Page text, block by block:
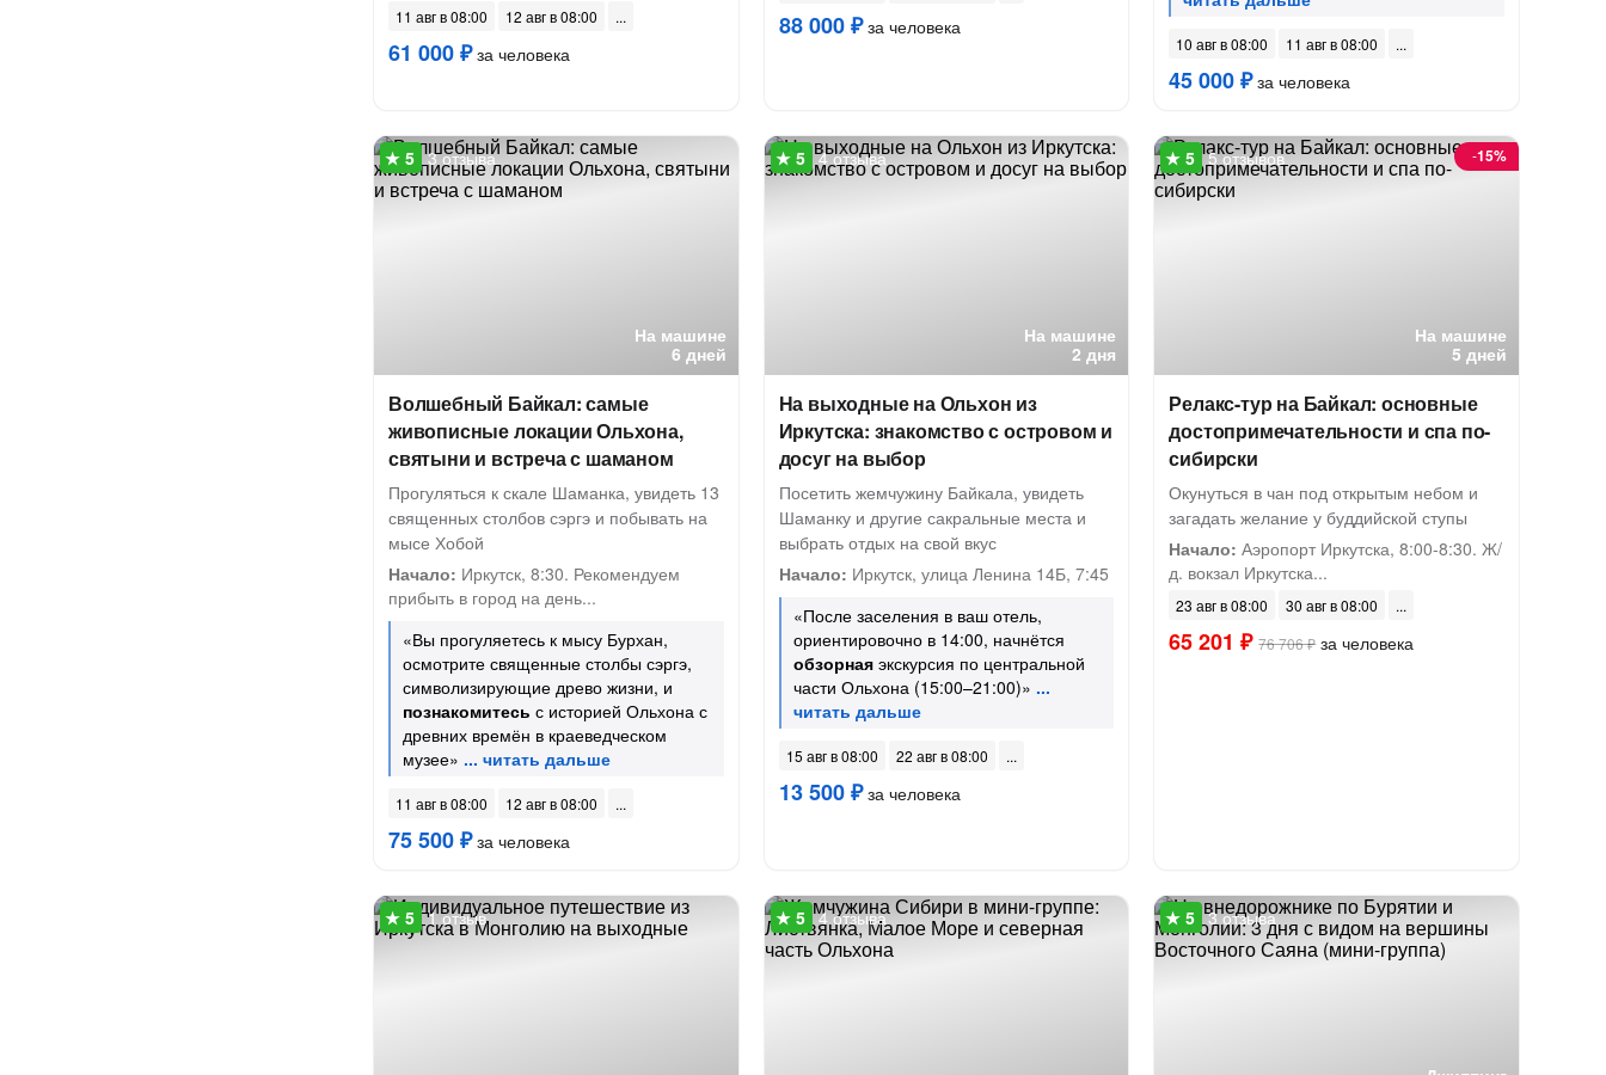
11 авг в 08:00 12 авг в 08:00
61 000 ₽за человека
88 000 ₽за человека
10 авг в 08:00 11 авг в 08:00
45 000 ₽за человека
На машине
6 дней
3 отзыва
Волшебный Байкал: самые
живописные локации Ольхона,
святыни и встреча с шаманом
Прогуляться к скале Шаманка, увидеть 13
священных столбов сэргэ и побывать на
мысе Хобой
Начало: Иркутск, 8:30. Рекомендуем
прибыть в город на день...
«Вы прогуляетесь к мысу Бурхан,
осмотрите священные столбы сэргэ,
символизирующие древо жизни, и
познакомитесь с историей Ольхона с
древних времён в краеведческом
музее»
11 авг в 08:00 12 авг в 08:00
75 500 ₽за человека
На машине
2 дня
4 отзыва
На выходные на Ольхон из
Иркутска: знакомство с островом и
досуг на выбор
Посетить жемчужину Байкала, увидеть
Шаманку и другие сакральные места и
выбрать отдых на свой вкус
Начало: Иркутск, улица Ленина 14Б, 7:45
«После заселения в ваш отель,
ориентировочно в 14:00, начнётся
обзорнаяэкскурсия по центральной
части Ольхона (15:00–21:00)»
15 авг в 08:00 22 авг в 08:00
13 500 ₽за человека
На машине
5 дней
-15%
5 отзывов
Релакс-тур на Байкал: основные
достопримечательности и спа по-
сибирски
Окунуться в чан под открытым небом и
загадать желание у буддийской ступы
Начало: Аэропорт Иркутска, 8:00-8:30. Ж/
д. вокзал Иркутска...
23 авг в 08:00 30 авг в 08:00
65 201 ₽ 76 706 ₽за человека
1 отзыв 4 отзыва 3 отзыва